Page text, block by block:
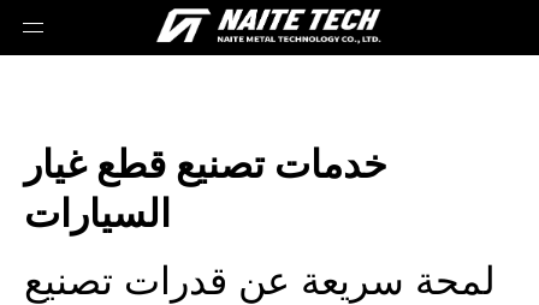
خدمات تصنيع قطع غيار
السيارات
لمحة سريعة عن قدرات تصنيع